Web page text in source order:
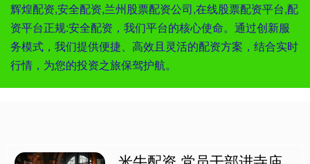
辉煌配资,安全配资,兰州股票配资公司,在线股票配资平台,配
资平台正规:安全配资，我们平台的核心使命。通过创新服
务模式，我们提供便捷、高效且灵活的配资方案，结合实时
行情，为您的投资之旅保驾护航。